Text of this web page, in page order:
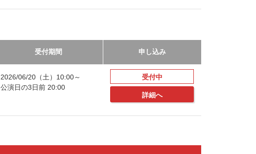
受付期間 申し込み
2026/06/20（土）10:00～
公演日の3日前 20:00
受付中
詳細へ